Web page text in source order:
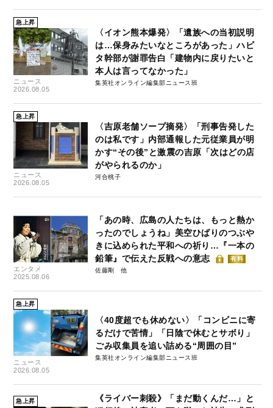
急上昇
ニュース
2026.08.05
〈イオン熊本爆発〉「遺族への当初説明
は…保身みたいなところがあった」ハビ
タ幹部が謝罪告白「建物内に戻りたいと
本人は言ってなかった」
集英社オンライン編集部ニュース班
急上昇
ニュース
2026.08.05
〈吉原老舗ソープ摘発〉「刑事告発した
のは私です」内部通報した元従業員が明
かす“その後”と激震の吉原「次はどの店
がやられるのか」
河合桃子
エンタメ
2025.08.06
「あの時、広島の人たちは、もっと熱か
ったのでしょうね」美空ひばりのつぶや
きに込められた平和への祈り…『一本の
鉛筆』で伝えた反戦への意志
有料
佐藤剛
急上昇
ニュース
2026.08.05
〈40度超でも休めない〉「コンビニに寄
るだけで苦情」「日陰で休むとサボり」
ごみ収集員を追い詰める“周囲の目”
集英社オンライン編集部ニュース班
急上昇
《ライバー刺殺》「まだ動くんだ…」と